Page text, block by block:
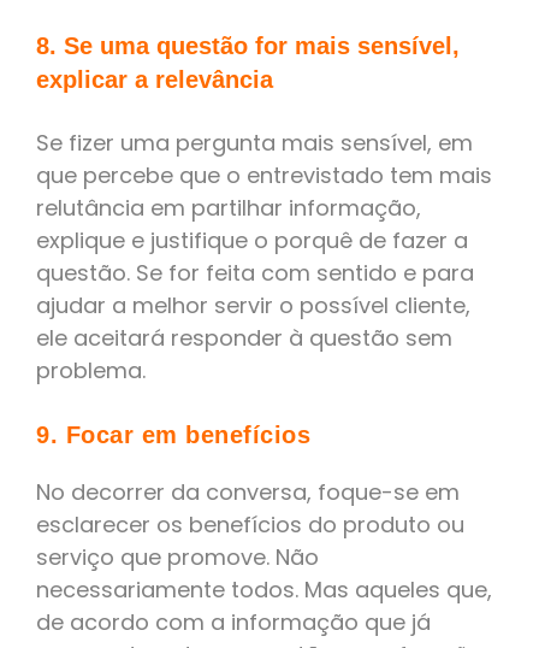
8. Se uma questão for mais sensível,
explicar a relevância
Se fizer uma pergunta mais sensível, em
que percebe que o entrevistado tem mais
relutância em partilhar informação,
explique e justifique o porquê de fazer a
questão. Se for feita com sentido e para
ajudar a melhor servir o possível cliente,
ele aceitará responder à questão sem
problema.
9. Focar em benefícios
No decorrer da conversa, foque-se em
esclarecer os benefícios do produto ou
serviço que promove. Não
necessariamente todos. Mas aqueles que,
de acordo com a informação que já